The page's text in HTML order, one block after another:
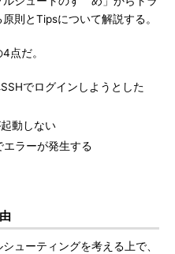
則とTipsについて解説する。
点だ。
でログインしようとした
動しない
ラーが発生する
ューティングを考える上で、